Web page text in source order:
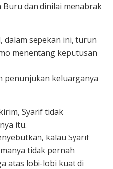
Buru dan dinilai menabrak
dalam sepekan ini, turun
menentang keputusan
penunjukan keluarganya
Syarif tidak
itu.
kalau Syarif
tidak pernah
atas lobi-lobi kuat di